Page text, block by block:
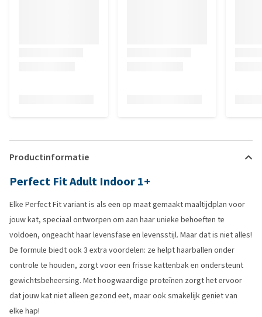
Productinformatie
Perfect Fit Adult Indoor 1+
Elke Perfect Fit variant is als een op maat gemaakt maaltijdplan voor
jouw kat, speciaal ontworpen om aan haar unieke behoeften te
voldoen, ongeacht haar levensfase en levensstijl. Maar dat is niet alles!
De formule biedt ook 3 extra voordelen: ze helpt haarballen onder
controle te houden, zorgt voor een frisse kattenbak en ondersteunt
gewichtsbeheersing. Met hoogwaardige proteïnen zorgt het ervoor
dat jouw kat niet alleen gezond eet, maar ook smakelijk geniet van
elke hap!